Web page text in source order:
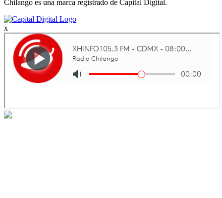
Chilango es una marca registrado de Capital Digital.
x